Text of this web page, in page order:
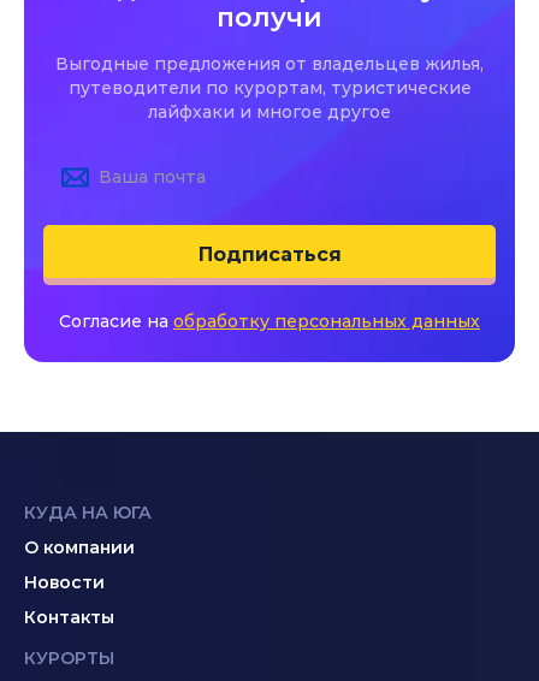
получи
Выгодные предложения от владельцев жилья,
путеводители по курортам, туристические
лайфхаки и многое другое
Подписаться
Согласие на обработку персональных данных
КУДА НА ЮГА
О компании
Новости
Контакты
КУРОРТЫ